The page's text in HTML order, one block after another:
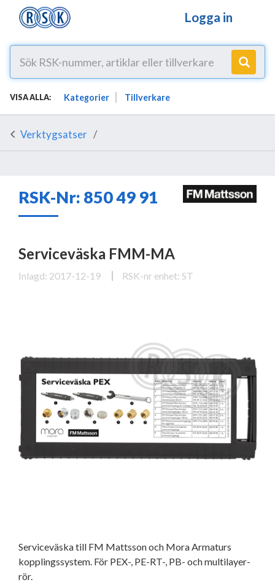
Logga in
VISA ALLA: Kategorier Tillverkare
Verktygsatser
RSK-Nr: 850 49 91
Serviceväska FMM-MA
Inlagd: 2017-12-19 RSK-nr enhet: ST
Serviceväska till FM Mattsson och Mora Armaturs
kopplingssystem. För PEX-, PE-RT-, PB- och multilayer-
rör.